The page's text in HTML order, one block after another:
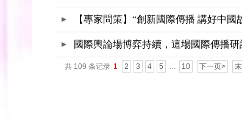
文
【專家問策】“創新國際傳播 講好中國
國際輿論場博弈持續，這場國際傳播研
會
共 109 条记录 1 2 3 4 5 … 10 下一页>